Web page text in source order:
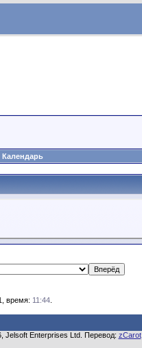
Календарь
время: 11:44
Jelsoft Enterprises Ltd. Перевод: zCarot.